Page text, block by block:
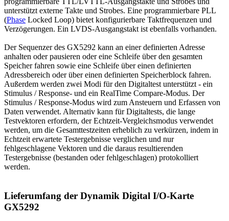
unterstützt externe Takte und Strobes. Eine programmierbare PLL
(Phase Locked Loop) bietet konfigurierbare Taktfrequenzen und
Verzögerungen. Ein LVDS-Ausgangstakt ist ebenfalls vorhanden.
Der Sequenzer des GX5292 kann an einer definierten Adresse
anhalten oder pausieren oder eine Schleife über den gesamten
Speicher fahren sowie eine Schleife über einen definierten
Adressbereich oder über einen definierten Speicherblock fahren.
Außerdem werden zwei Modi für den Digitaltest unterstützt - ein
Stimulus / Response- und ein RealTime Compare-Modus. Der
Stimulus / Response-Modus wird zum Ansteuern und Erfassen von
Daten verwendet. Alternativ kann für Digitaltests, die lange
Testvektoren erfordern, der Echtzeit-Vergleichsmodus verwendet
werden, um die Gesamttestzeiten erheblich zu verkürzen, indem in
Echtzeit erwartete Testergebnisse verglichen und nur
fehlgeschlagene Vektoren und die daraus resultierenden
Testergebnisse (bestanden oder fehlgeschlagen) protokolliert
werden.
Lieferumfang der Dynamik Digital I/O-Karte
GX5292